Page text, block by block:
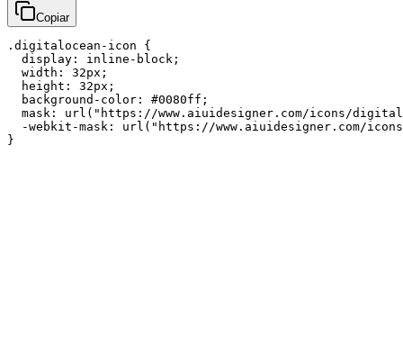
Copiar
.digitalocean-icon {
  display: inline-block;
  width: 32px;
  height: 32px;
  background-color: #0080ff;
mask: url("https://www.aiuidesigner.com/icons/
-webkit-mask: url("https://www.aiuidesigner.com/
}